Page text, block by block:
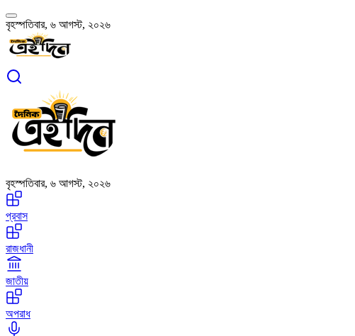
বৃহস্পতিবার, ৬ আগস্ট, ২০২৬
বৃহস্পতিবার, ৬ আগস্ট, ২০২৬
প্রবাস
রাজধানী
জাতীয়
অপরাধ